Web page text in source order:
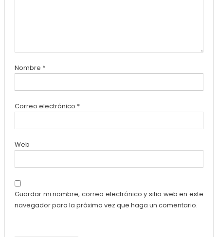
Nombre *
Correo electrónico *
Web
Guardar mi nombre, correo electrónico y sitio web en este
navegador para la próxima vez que haga un comentario.